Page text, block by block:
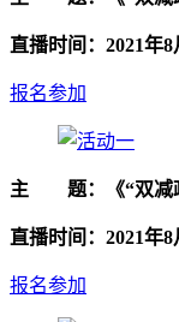
直播时间：2021年8
报名参加
主 题：《“双减政
直播时间：2021年8
报名参加